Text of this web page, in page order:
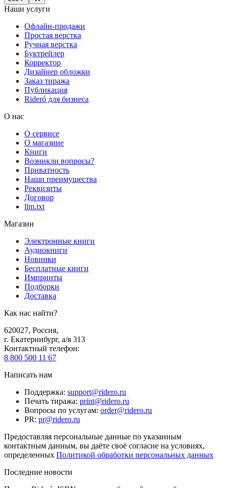
Наши услуги
Офлайн-продажи
Простая верстка
Ручная верстка
Буктрейлер
Корректор
Дизайнер обложки
Заказ тиража
Публикация
Rideró для бизнеса
О нас
О сервисе
О магазине
Книги
Возникли вопросы?
Приватность
Наши преимущества
Реквизиты
Договор
llm.txt
Магазин
Электронные книги
Аудиокниги
Новинки
Бесплатные книги
Импринты
Подборки
Доставка
Как нас найти?
620027, Россия,
г. Екатеринбург, а/я 313
Контактный телефон:
8 800 500 11 67
Написать нам
Поддержка: support@ridero.ru
Печать тиража: print@ridero.ru
Вопросы по услугам: order@ridero.ru
PR: pr@ridero.ru
Предоставляя персональные данные по указанным
контактным данным, вы даёте своё согласие на условиях,
определенных Политикой обработки персональных данных
Последние новости